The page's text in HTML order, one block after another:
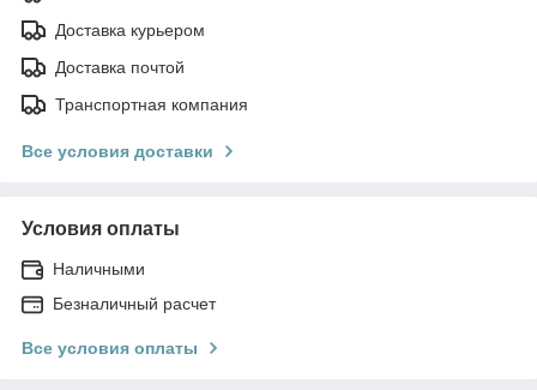
Доставка курьером
Доставка почтой
Транспортная компания
Все условия доставки
Условия оплаты
Наличными
Безналичный расчет
Все условия оплаты